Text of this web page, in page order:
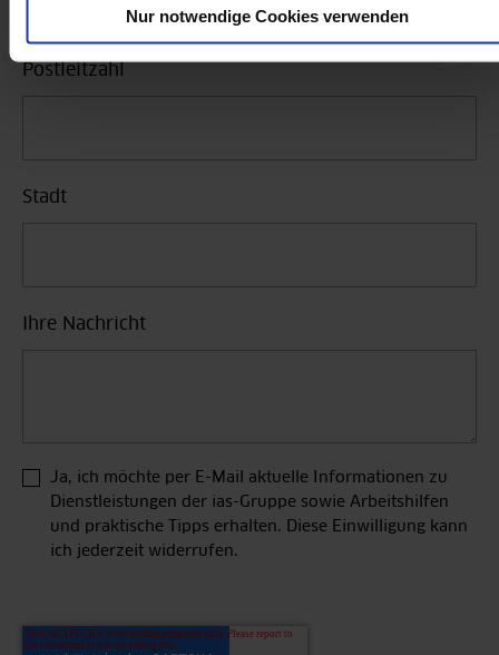
Nur notwendige Cookies verwenden
Postleitzahl
Stadt
Ihre Nachricht
Ja, ich möchte per E-Mail aktuelle Informationen zu
Dienstleistungen der ias-Gruppe sowie Arbeitshilfen
und praktische Tipps erhalten. Diese Einwilligung kann
ich jederzeit widerrufen.